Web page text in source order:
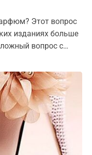
Этот вопрос
изданиях больше
вопрос с